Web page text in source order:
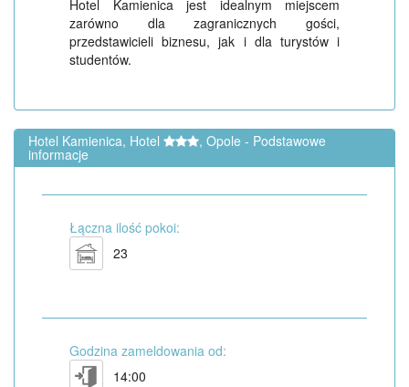
Hotel Kamienica jest idealnym miejscem
zarówno dla zagranicznych gości,
przedstawicieli biznesu, jak i dla turystów i
studentów.
Hotel Kamienica, Hotel , Opole - Podstawowe
informacje
Łączna ilość pokoi:
23
Godzina zameldowania od:
14:00